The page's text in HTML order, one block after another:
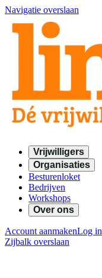
Navigatie overslaan
Vrijwilligers
Organisaties
Besturenloket
Bedrijven
Workshops
Over ons
Account aanmakenLog in
Zijbalk overslaan